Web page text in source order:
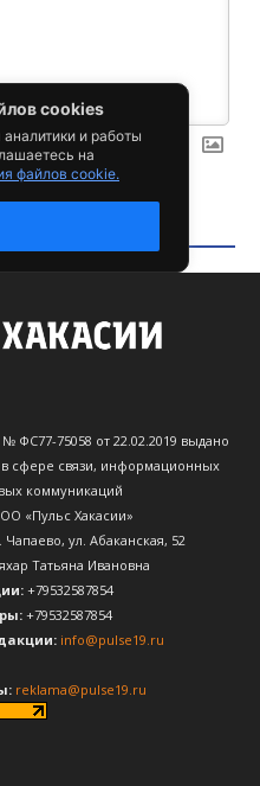
ФС77-75058 от 22.02.2019 выдано
сфере связи, информационных
коммуникаций
«Пульс Хакасии»
Чапаево, ул. Абаканская, 52
Татьяна Ивановна
+79532587854
+79532587854
info@pulse19.ru
reklama@pulse19.ru